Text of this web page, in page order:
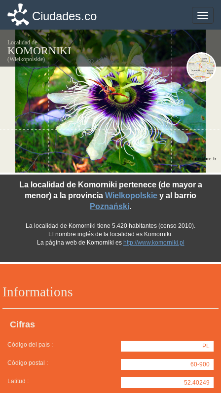
Toggle
Ciudades.co
Localidad de
KOMORNIKI
(Wielkopolskie)
Informations
Cifras
Código del país : PL
Código postal : 60-900
Latitud : 52.40249
La localidad de Komorniki pertenece (de mayor a
menor) a la provincia Wielkopolskie y al barrio
Poznański.
La localidad de Komorniki tiene 5.420 habitantes (censo 2010).
El nombre inglés de la localidad es Komorniki.
La página web de Komorniki es http://www.komorniki.pl
©photo-libre.fr
Toggle
Ciudades.co